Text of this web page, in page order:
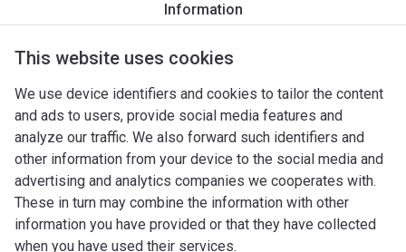
Information
This website uses cookies
We use device identifiers and cookies to tailor the content
and ads to users, provide social media features and
analyze our traffic. We also forward such identifiers and
other information from your device to the social media and
advertising and analytics companies we cooperates with.
These in turn may combine the information with other
information you have provided or that they have collected
when you have used their services.